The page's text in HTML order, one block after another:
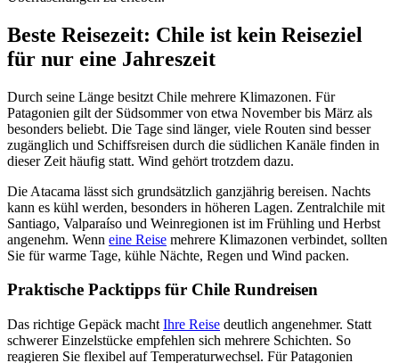
Beste Reisezeit: Chile ist kein Reiseziel
für nur eine Jahreszeit
Durch seine Länge besitzt Chile mehrere Klimazonen. Für
Patagonien gilt der Südsommer von etwa November bis März als
besonders beliebt. Die Tage sind länger, viele Routen sind besser
zugänglich und Schiffsreisen durch die südlichen Kanäle finden in
dieser Zeit häufig statt. Wind gehört trotzdem dazu.
Die Atacama lässt sich grundsätzlich ganzjährig bereisen. Nachts
kann es kühl werden, besonders in höheren Lagen. Zentralchile mit
Santiago, Valparaíso und Weinregionen ist im Frühling und Herbst
angenehm. Wenn eine Reise mehrere Klimazonen verbindet, sollten
Sie für warme Tage, kühle Nächte, Regen und Wind packen.
Praktische Packtipps für Chile Rundreisen
Das richtige Gepäck macht Ihre Reise deutlich angenehmer. Statt
schwerer Einzelstücke empfehlen sich mehrere Schichten. So
reagieren Sie flexibel auf Temperaturwechsel. Für Patagonien